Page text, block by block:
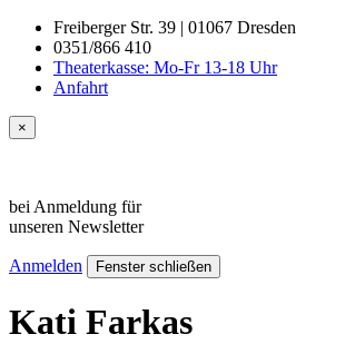
Freiberger Str. 39 | 01067 Dresden
0351/866 410
Theaterkasse: Mo-Fr 13-18 Uhr
Anfahrt
×
bei Anmeldung für
unseren Newsletter
Anmelden Fenster schließen
Kati Farkas